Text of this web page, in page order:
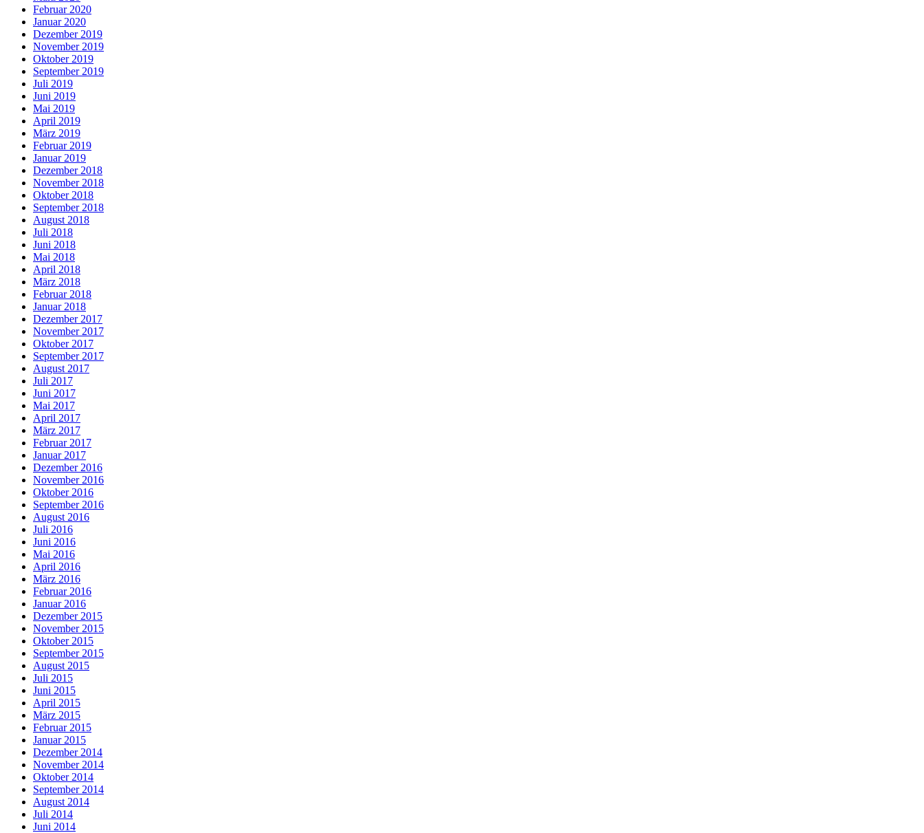
Februar 2020
Januar 2020
Dezember 2019
November 2019
Oktober 2019
September 2019
Juli 2019
Juni 2019
Mai 2019
April 2019
März 2019
Februar 2019
Januar 2019
Dezember 2018
November 2018
Oktober 2018
September 2018
August 2018
Juli 2018
Juni 2018
Mai 2018
April 2018
März 2018
Februar 2018
Januar 2018
Dezember 2017
November 2017
Oktober 2017
September 2017
August 2017
Juli 2017
Juni 2017
Mai 2017
April 2017
März 2017
Februar 2017
Januar 2017
Dezember 2016
November 2016
Oktober 2016
September 2016
August 2016
Juli 2016
Juni 2016
Mai 2016
April 2016
März 2016
Februar 2016
Januar 2016
Dezember 2015
November 2015
Oktober 2015
September 2015
August 2015
Juli 2015
Juni 2015
April 2015
März 2015
Februar 2015
Januar 2015
Dezember 2014
November 2014
Oktober 2014
September 2014
August 2014
Juli 2014
Juni 2014